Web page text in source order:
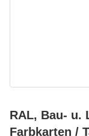
RAL, Bau- u.
Farbkarten /